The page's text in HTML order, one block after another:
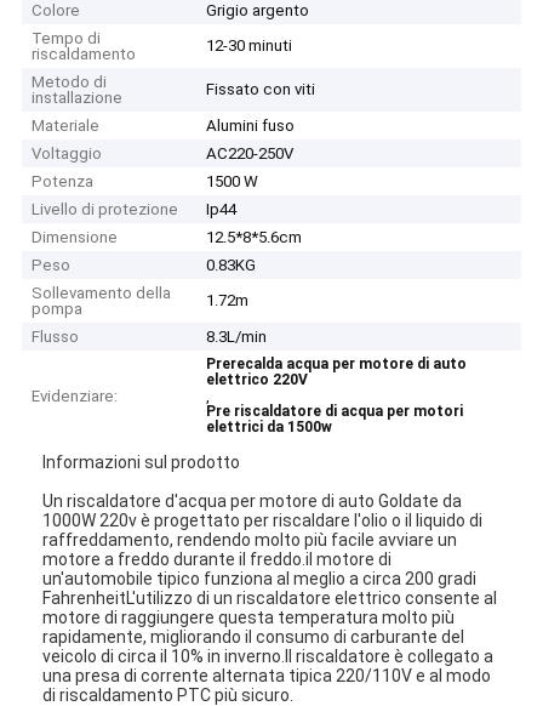
Colore
Grigio argento
Tempo di
riscaldamento
12-30 minuti
Metodo di
installazione
Fissato con viti
Materiale
Alumini fuso
Voltaggio
AC220-250V
Potenza
1500 W
Livello di protezione
Ip44
Dimensione
12.5*8*5.6cm
Peso
0.83KG
Sollevamento della
pompa
1.72m
Flusso
8.3L/min
Evidenziare:
Prerecalda acqua per motore di auto
elettrico 220V
,
Pre riscaldatore di acqua per motori
elettrici da 1500w
Informazioni sul prodotto
Un riscaldatore d'acqua per motore di auto Goldate da
1000W 220v è progettato per riscaldare l'olio o il liquido di
raffreddamento, rendendo molto più facile avviare un
motore a freddo durante il freddo.il motore di
un'automobile tipico funziona al meglio a circa 200 gradi
FahrenheitL'utilizzo di un riscaldatore elettrico consente al
motore di raggiungere questa temperatura molto più
rapidamente, migliorando il consumo di carburante del
veicolo di circa il 10% in inverno.Il riscaldatore è collegato a
una presa di corrente alternata tipica 220/110V e al modo
di riscaldamento PTC più sicuro.